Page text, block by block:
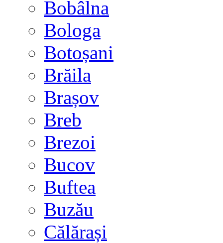
Bobâlna
Bologa
Botoșani
Brăila
Brașov
Breb
Brezoi
Bucov
Buftea
Buzău
Călărași